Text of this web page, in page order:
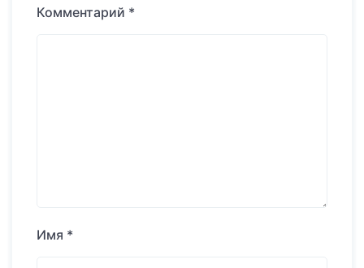
Комментарий *
Имя *